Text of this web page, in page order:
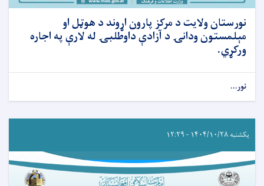
نورستان ولایت د مرکز پارون اړوند د هوټل او
مېلمستون ودانۍ د آزادې داوطلبۍ له لارې په اجاره
ورکړي.
نور...
یکشنبه ۱۴۰۴/۱۰/۲۸ - ۱۲:۲۹